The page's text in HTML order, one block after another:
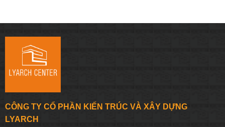
CÔNG TY CỔ PHẦN KIẾN TRÚC VÀ XÂY DỰNG
LYARCH